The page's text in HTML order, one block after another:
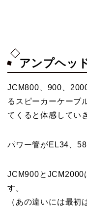
アンプヘッ
JCM800、900、
るスピーカーケーブ
てくると体感してい
パワー管がEL34、
JCM900とJCM2000
す。
（あの違いには最初